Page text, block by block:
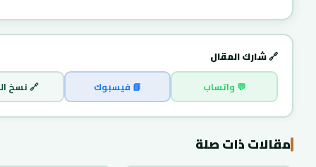
🔗 شارك المقال
💬 واتساب 📘 فيسبوك 🔗 نسخ
مقالات ذات صلة